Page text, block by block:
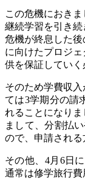
この危機におき
継続学習を引き
危機が終息した
に向けたプロジ
供を保証していく
そのため学費収
ては3学期分の請
れることになり
まして、分割払
ので、申請される
その他、 4月 6日
通常は修学旅行